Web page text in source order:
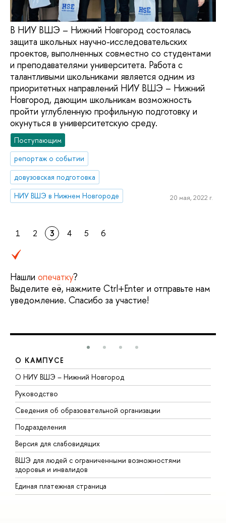
В НИУ ВШЭ – Нижний Новгород состоялась
защита школьных научно-исследовательских
проектов, выполненных совместно со студентами
и преподавателями университета. Работа с
талантливыми школьниками является одним из
приоритетных направлений НИУ ВШЭ – Нижний
Новгород, дающим школьникам возможность
пройти углубленную профильную подготовку и
окунуться в университетскую среду.
Поступающим
репортаж о событии
довузовская подготовка
НИУ ВШЭ в Нижнем Новгороде
20 мая, 2022 г.
1 2 3 4 5 6
Нашли опечатку?
Выделите её, нажмите Ctrl+Enter и отправьте нам
уведомление. Спасибо за участие!
О КАМПУСЕ
О НИУ ВШЭ – Нижний Новгород
Руководство
Сведения об образовательной организации
Подразделения
Версия для слабовидящих
ВШЭ для людей с ограниченными возможностями
здоровья и инвалидов
Единая платежная страница